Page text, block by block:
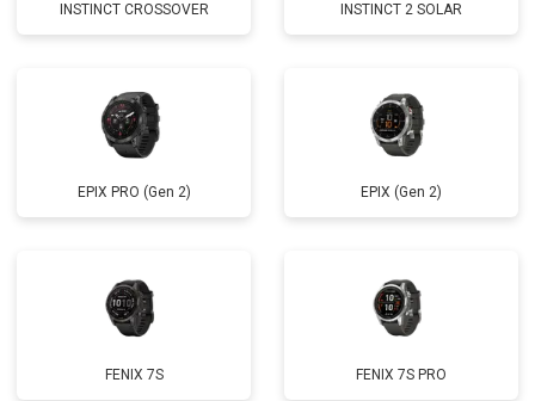
INSTINCT CROSSOVER INSTINCT 2 SOLAR
EPIX PRO (Gen 2) EPIX (Gen 2)
FENIX 7S FENIX 7S PRO